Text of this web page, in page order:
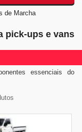
de Marcha
pick-ups e vans
essenciais do